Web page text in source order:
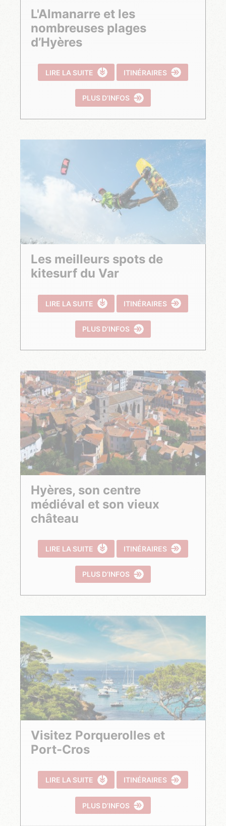
L'Almanarre et les
nombreuses plages
d’Hyères
LIRE LA SUITE ITINÉRAIRES
PLUS D’INFOS
Les meilleurs spots de
kitesurf du Var
LIRE LA SUITE ITINÉRAIRES
PLUS D’INFOS
Hyères, son centre
médiéval et son vieux
château
LIRE LA SUITE ITINÉRAIRES
PLUS D’INFOS
Visitez Porquerolles et
Port-Cros
LIRE LA SUITE ITINÉRAIRES
PLUS D’INFOS